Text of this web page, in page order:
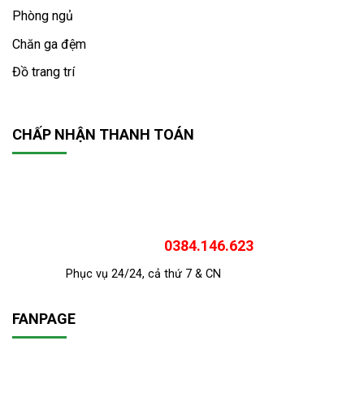
Phòng ngủ
Chăn ga đệm
Đồ trang trí
CHẤP NHẬN THANH TOÁN
0384.146.623
Phục vụ 24/24, cả thứ 7 & CN
FANPAGE